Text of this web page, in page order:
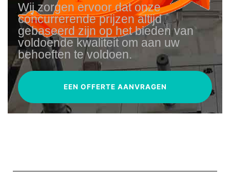
Wij zorgen ervoor dat onze
concurrerende prijzen altijd
gebaseerd zijn op het bieden van
voldoende kwaliteit om aan uw
behoeften te voldoen.
EEN OFFERTE AANVRAGEN